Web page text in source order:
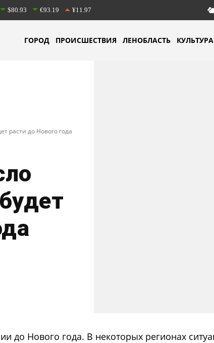
$80.93 €93.19 ¥11.97
ГОРОД ПРОИСШЕСТВИЯ ЛЕНОБЛАСТЬ КУЛЬТУРА
расти до Нового года
до Нового года. В некоторых регионах